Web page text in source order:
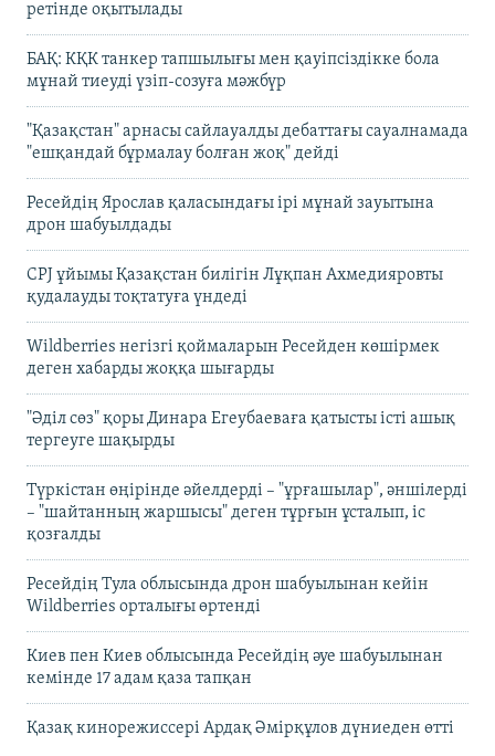
ретінде оқытылады
БАҚ: КҚК танкер тапшылығы мен қауіпсіздікке бола
мұнай тиеуді үзіп-созуға мәжбүр
"Қазақстан" арнасы сайлауалды дебаттағы сауалнамада
"ешқандай бұрмалау болған жоқ" дейді
Ресейдің Ярослав қаласындағы ірі мұнай зауытына
дрон шабуылдады
CPJ ұйымы Қазақстан билігін Лұқпан Ахмедияровты
қудалауды тоқтатуға үндеді
Wildberries негізгі қоймаларын Ресейден көшірмек
деген хабарды жоққа шығарды
"Әділ сөз" қоры Динара Егеубаеваға қатысты істі ашық
тергеуге шақырды
Түркістан өңірінде әйелдерді – "ұрғашылар", әншілерді
– "шайтанның жаршысы" деген тұрғын ұсталып, іс
қозғалды
Ресейдің Тула облысында дрон шабуылынан кейін
Wildberries орталығы өртенді
Киев пен Киев облысында Ресейдің әуе шабуылынан
кемінде 17 адам қаза тапқан
Қазақ кинорежиссері Ардақ Әмірқұлов дүниеден өтті